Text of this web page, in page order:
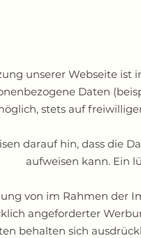
unserer Webseite ist
Daten
stets auf
darauf hin, dass die
aufweisen kann. Ein
von im Rahmen der
angeforderter
behalten sich